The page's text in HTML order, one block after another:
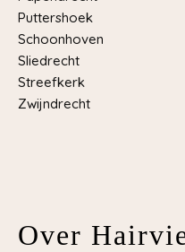
Puttershoek
Schoonhoven
Sliedrecht
Streefkerk
Zwijndrecht
Over